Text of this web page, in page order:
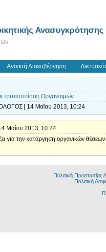
Ανασυγκρότησης
Ανοικτή Διακυβέρνηση
τροποποίηση Οργανισμών
| 14 Μαΐου 2013, 10:24
Μαΐου 2013, 10:24
για την κατάργηση οργανικών
Πολιτική
Πολιτική